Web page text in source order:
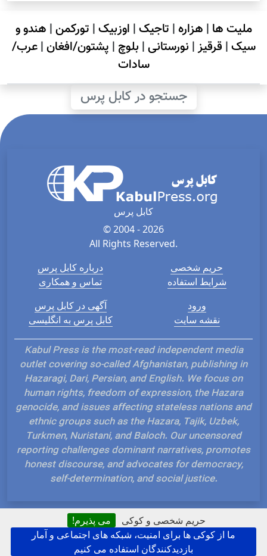
حریم شخصی و کوکی
می پذیرم!
ما از کوکی ها برای امنیت، شبکه های اجتماعی و آمار
بازدیدکنندگان استفاده می کنیم
ملیت ها | هزاره| تاجیک| اوزبیک| تورکمن| هندو و
سیک| قرقیز| نورستانی| بلوچ | پشتون/افغان|عرب/
سادات
جستجو در کابل پرس
کابل پرس
© 2004 - 2026
All Rights Reserved.
درباره کابل پرس
تماس و همکاری
حریم شخصی
شرایط استفاده
آگهی در کابل پرس
کابل پرس به انگلیسی
ورود
نقشه سایت
Kabul Press is the most-read independent media
outlet covering so-called Afghanistan, publishing in
Hazaragi, Dari, Persian, and English. We focus on
human rights, freedom of expression, the Hazara
genocide, and issues affecting stateless nations and
ethnic groups such as the Hazara, Tajik, Uzbek,
Turkmen, Nuristani, and Baloch. Our uncensored
reporting challenges dominant narratives, promotes
honest discourse, and advocates for democracy,
self-determination, and social justice.
Hosted and Developed by IP Plans